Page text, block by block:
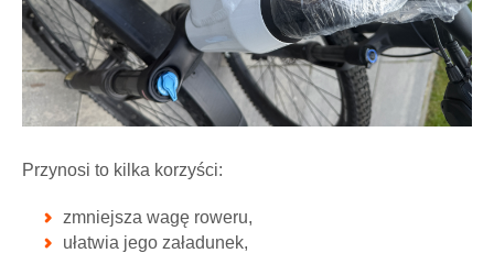
Przynosi to kilka korzyści:
zmniejsza wagę roweru,
ułatwia jego załadunek,